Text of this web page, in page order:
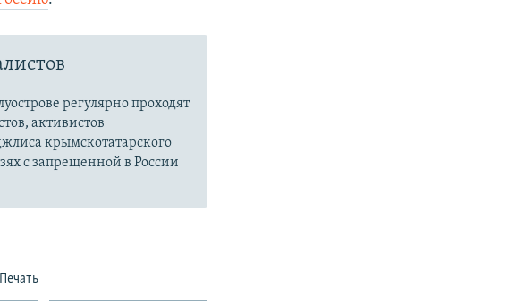
регулярно проходят
активистов
крымскотатарского
с запрещенной в России
Печать